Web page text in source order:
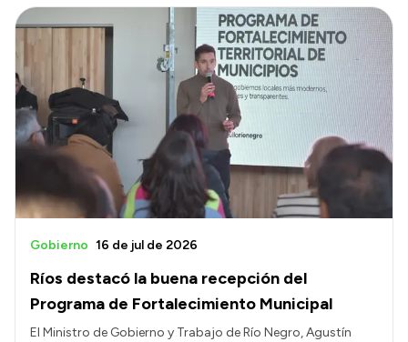
Ríos destacó la buena recepción del
Programa de Fortalecimiento Municipal
Gobierno 16 de jul de 2026
El Ministro de Gobierno y Trabajo de Río Negro, Agustín